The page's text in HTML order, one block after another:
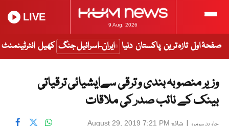
9 Aug, 2026
LIVE
صفحۂ اول تازہ ترین پاکستان دنیا ایران-اسرائیل جنگ کھیل انٹرٹینمنٹ
وزیر منصوبہ بندی و ترقی سےایشیائی ترقیاتی
بینک کے نائب صدر کی ملاقات
August 29, 2019 7:21 PM